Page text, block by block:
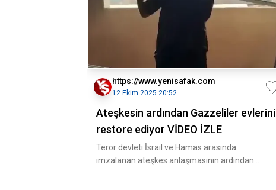
https://www.yenisafak.com
12 Ekim 2025 20:52
Ateşkesin ardından Gazzeliler evlerini
restore ediyor VİDEO İZLE
Terör devleti İsrail ve Hamas arasında
imzalanan ateşkes anlaşmasının ardından